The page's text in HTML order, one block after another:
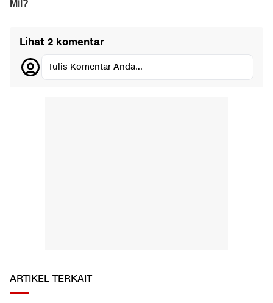
Lihat 2 komentar
Tulis Komentar Anda...
ARTIKEL TERKAIT